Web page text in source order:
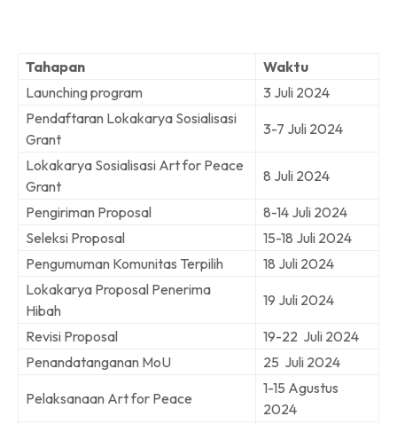
Tahapan
Waktu
Launching program
3 Juli 2024
Pendaftaran Lokakarya Sosialisasi
Grant
3-7 Juli 2024
Lokakarya Sosialisasi Art for Peace
Grant
8 Juli 2024
Pengiriman Proposal
8-14 Juli 2024
Seleksi Proposal
15-18 Juli 2024
Pengumuman Komunitas Terpilih
18 Juli 2024
Lokakarya Proposal Penerima
Hibah
19 Juli 2024
Revisi Proposal
19-22 Juli 2024
Penandatanganan MoU
25 Juli 2024
Pelaksanaan Art for Peace
1-15 Agustus
2024